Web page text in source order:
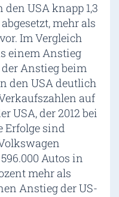
USA knapp 1,3
mehr als
Im Vergleich
einem Anstieg
Anstieg beim
den USA deutlich
auf
USA, der 2012 bei
Erfolge sind
Autos in
mehr als
Anstieg der US-